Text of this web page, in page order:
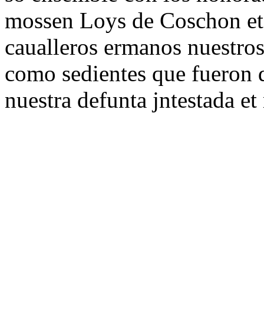
mossen Loys de Coschon
caualleros ermanos
como sedientes que fueron
nuestra defunta jntestada